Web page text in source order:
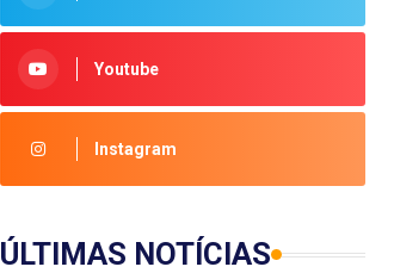
Youtube
Instagram
ÚLTIMAS NOTÍCIAS